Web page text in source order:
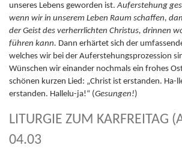
unseres Lebens geworden ist.Auferstehung
wenn wir in unserem Leben Raum schaffen,
der Geist des verherrlichten Christus, drinnen
führen kann. Dann erhärtet sich der
welches wir bei der Auferstehungsprozession
Wünschen wir einander nochmals ein frohes
schönen kurzen Lied: „Christ ist erstanden. Ha-
erstanden. Hallelu-ja!“ (Gesungen!)
LITURGIE ZUM KARFREITAG
04.03